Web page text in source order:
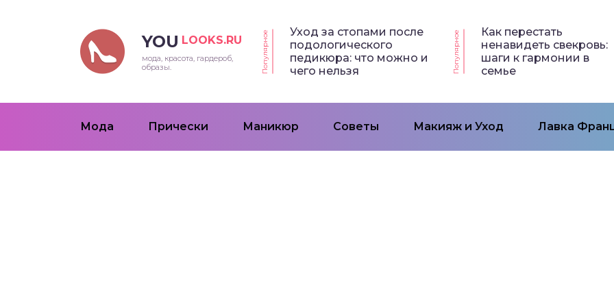
YOU LOOKS.RU
мода, красота, гардероб,
образы.
Популярное
Уход за стопами после
подологического
педикюра: что можно и
чего нельзя
Популярное
Как перестать
ненавидеть свекровь:
шаги к гармонии в
семье
Мода Прически Маникюр Советы Макияж и Уход Лавка